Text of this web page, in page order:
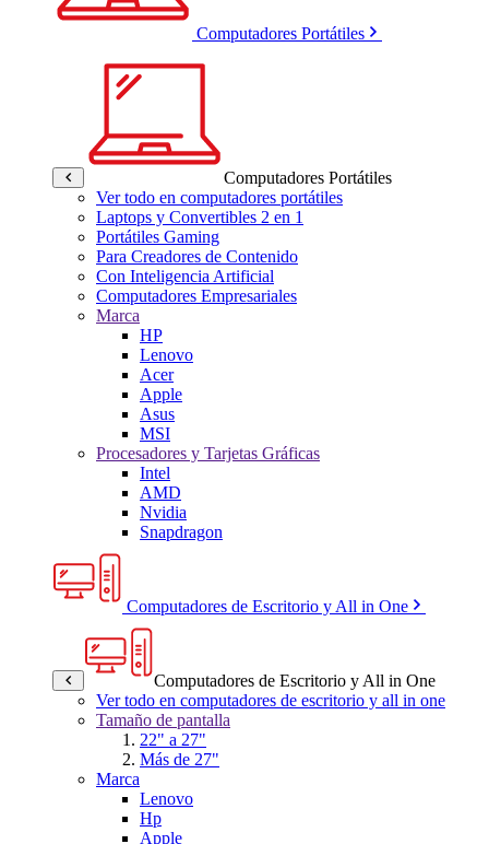
Computadores Portátiles
Computadores Portátiles
Ver todo en computadores portátiles
Laptops y Convertibles 2 en 1
Portátiles Gaming
Para Creadores de Contenido
Con Inteligencia Artificial
Computadores Empresariales
Marca
HP
Lenovo
Acer
Apple
Asus
MSI
Procesadores y Tarjetas Gráficas
Intel
AMD
Nvidia
Snapdragon
Computadores de Escritorio y All in One
Computadores de Escritorio y All in One
Ver todo en computadores de escritorio y all in one
Tamaño de pantalla
22" a 27"
Más de 27"
Marca
Lenovo
Hp
Apple